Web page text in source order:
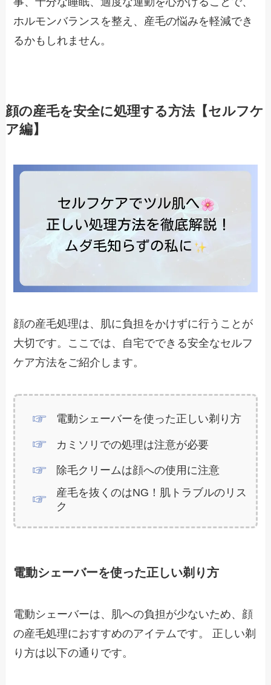
ホルモンバランスを整え、産毛の悩みを軽減でき
るかもしれません。
顔の産毛を安全に処理する方法【セルフケ
ア編】
顔の産毛処理は、肌に負担をかけずに行うことが
大切です。ここでは、自宅でできる安全なセルフ
ケア方法をご紹介します。
電動シェーバーを使った正しい剃り方
カミソリでの処理は注意が必要
除毛クリームは顔への使用に注意
産毛を抜くのはNG！肌トラブルのリス
ク
電動シェーバーを使った正しい剃り方
電動シェーバーは、肌への負担が少ないため、顔
の産毛処理におすすめのアイテムです。 正しい剃
り方は以下の通りです。